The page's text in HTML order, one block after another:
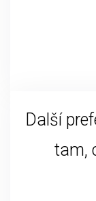
Další
tam,